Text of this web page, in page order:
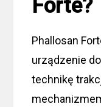
Forte?
Phallosan
urządzenie
technikę